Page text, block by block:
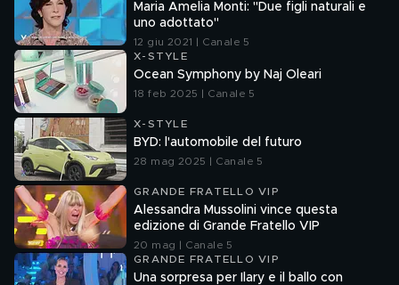
Maria Amelia Monti: "Due figli naturali e
uno adottato"
12 giu 2021 | Canale 5
X-STYLE
Ocean Symphony by Naj Oleari
18 feb 2025 | Canale 5
X-STYLE
BYD: l'automobile del futuro
28 mag 2025 | Canale 5
GRANDE FRATELLO VIP
Alessandra Mussolini vince questa
edizione di Grande Fratello VIP
20 mag | Canale 5
GRANDE FRATELLO VIP
Una sorpresa per Ilary e il ballo con